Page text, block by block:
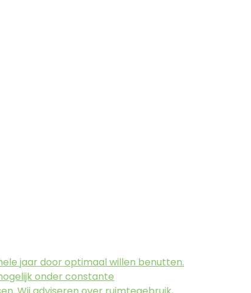
jaar door optimaal willen benutten.
onder constante